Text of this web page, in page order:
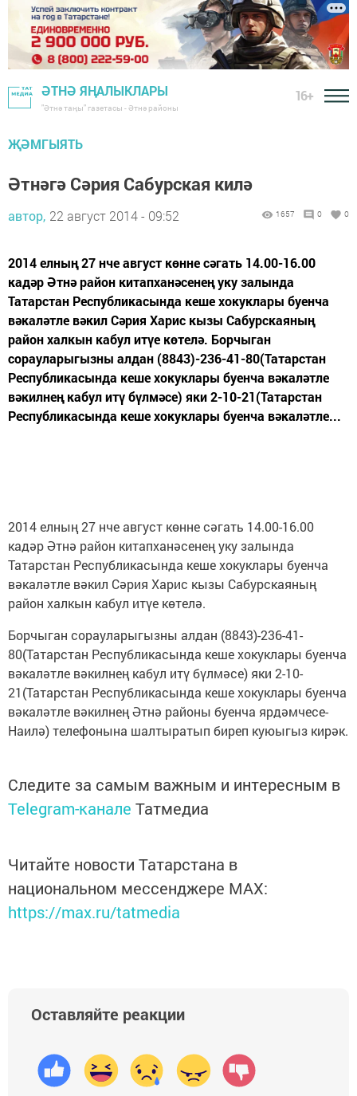
ӘТНӘ ЯҢАЛЫКЛАРЫ
"Әтнә таңы" газетасы - Әтнә районы
16+
ҖӘМГЫЯТЬ
Әтнәгә Сәрия Сабурская килә
автор, 22 август 2014 - 09:52 1657 0 0
2014 елның 27 нче август көнне сәгать 14.00-16.00
кадәр Әтнә район китапханәсенең уку залында
Татарстан Республикасында кеше хокуклары буенча
вәкаләтле вәкил Сәрия Харис кызы Сабурскаяның
район халкын кабул итүе көтелә. Борчыган
сорауларыгызны алдан (8843)-236-41-80(Татарстан
Республикасында кеше хокуклары буенча вәкаләтле
вәкилнең кабул итү бүлмәсе) яки 2-10-21(Татарстан
Республикасында кеше хокуклары буенча вәкаләтле...
2014 елның 27 нче август көнне сәгать 14.00-16.00
кадәр Әтнә район китапханәсенең уку залында
Татарстан Республикасында кеше хокуклары буенча
вәкаләтле вәкил Сәрия Харис кызы Сабурскаяның
район халкын кабул итүе көтелә.
Борчыган сорауларыгызны алдан (8843)-236-41-
80(Татарстан Республикасында кеше хокуклары буенча
вәкаләтле вәкилнең кабул итү бүлмәсе) яки 2-10-
21(Татарстан Республикасында кеше хокуклары буенча
вәкаләтле вәкилнең Әтнә районы буенча ярдәмчесе-
Наилә) телефонына шалтыратып биреп куюыгыз кирәк.
Следите за самым важным и интересным в
Telegram-канале Татмедиа
Читайте новости Татарстана в
национальном мессенджере MАХ:
https://max.ru/tatmedia
Оставляйте реакции